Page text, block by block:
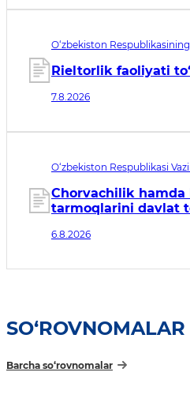
O‘zbekiston
Rieltorlik faoliyati
7.8.2026
O‘zbekiston Respublikasi
sanasi 07.08.2026
Chorvachilik
tarmoqlarini davlat
tadbirlari to‘g‘risida
6.8.2026
SO‘ROVNOMALAR
Barcha so‘rovnomalar